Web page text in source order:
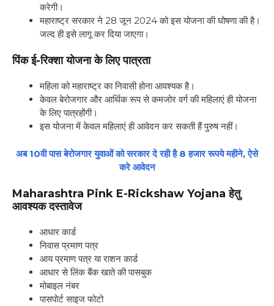
करेगी।
महाराष्ट्र सरकार ने 28 जून 2024 को इस योजना की घोषणा की है।
जल्द ही इसे लागू कर दिया जाएगा।
पिंक ई-रिक्शा योजना के लिए पात्रता
महिला को महाराष्ट्र का निवासी होना आवश्यक है।
केवल बेरोजगार और आर्थिक रूप से कमजोर वर्ग की महिलाएं ही योजना
के लिए पात्रहोंगी।
इस योजना में केवल महिलाएं ही आवेदन कर सकती हैं पुरुष नहीं।
अब 10वी पास बेरोजगार युवाओं को सरकार दे रही है 8 हजार रूपये महीने, ऐसे
करे आवेदन
Maharashtra Pink E-Rickshaw Yojana हेतु
आवश्यक दस्तावेज
आधार कार्ड
निवास प्रमाण पत्र
आय प्रमाण पत्र या राशन कार्ड
आधार से लिंक बैंक खाते की पासबुक
मोबाइल नंबर
पासपोर्ट साइज फोटो